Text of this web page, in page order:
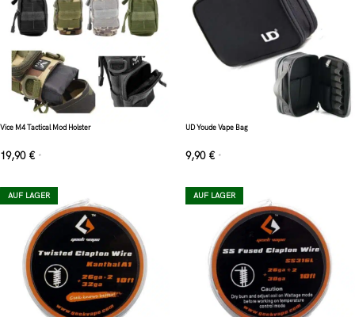
Vice M4 Tactical Mod Holster
19,90 € *
UD Youde Vape Bag
9,90 € *
AUF LAGER AUF LAGER